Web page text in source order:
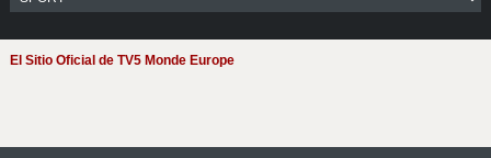
El Sitio Oficial de TV5 Monde Europe